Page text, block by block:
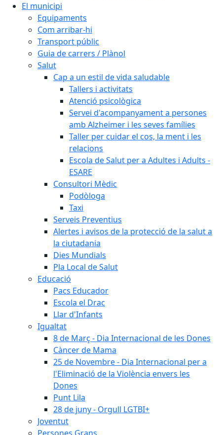
El municipi
Equipaments
Com arribar-hi
Transport públic
Guia de carrers / Plànol
Salut
Cap a un estil de vida saludable
Tallers i activitats
Atenció psicològica
Servei d'acompanyament a persones
amb Alzheimer i les seves famílies
Taller per cuidar el cos, la ment i les
relacions
Escola de Salut per a Adultes i Adults -
ESARE
Consultori Mèdic
Podòloga
Taxi
Serveis Preventius
Alertes i avisos de la protecció de la salut a
la ciutadania
Dies Mundials
Pla Local de Salut
Educació
Pacs Educador
Escola el Drac
Llar d'Infants
Igualtat
8 de Març - Dia Internacional de les Dones
Càncer de Mama
25 de Novembre - Dia Internacional per a
l'Eliminació de la Violència envers les
Dones
Punt Lila
28 de juny - Orgull LGTBI+
Joventut